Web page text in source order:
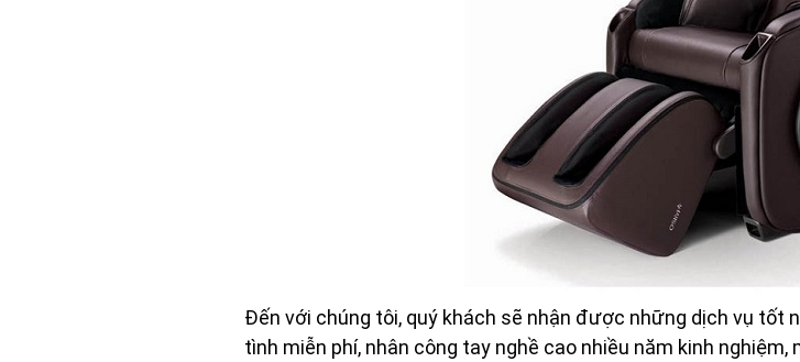
Đến với chúng tôi, quý khách sẽ nhận được những dịch vụ tốt
tình miễn phí, nhân công tay nghề cao nhiều năm kinh